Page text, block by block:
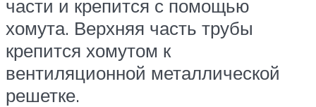
части и крепится с помощью
хомута. Верхняя часть трубы
крепится хомутом к
вентиляционной металлической
решетке.